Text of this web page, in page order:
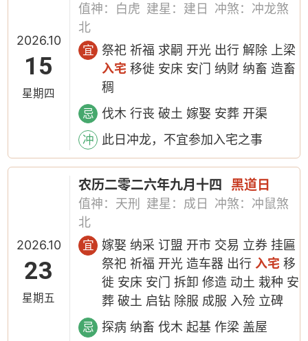
2026.10
15
星期四
值神：白虎 建星：建日
冲煞：冲龙煞
北
宜
祭祀 祈福 求嗣 开光 出行 解除 上梁
入宅 移徙 安床 安门 纳财 纳畜 造畜
稠
忌 伐木 行丧 破土 嫁娶 安葬 开渠
冲 此日冲龙，不宜参加入宅之事
2026.10
23
星期五
农历二零二六年九月十四 黑道日
值神：天刑 建星：成日
冲煞：冲鼠煞
北
宜
嫁娶 纳采 订盟 开市 交易 立券 挂匾
祭祀 祈福 开光 造车器 出行入宅 移
徙 安床 安门 拆卸 修造 动土 栽种 安
葬 破土 启钻 除服 成服 入殓 立碑
忌 探病 纳畜 伐木 起基 作梁 盖屋